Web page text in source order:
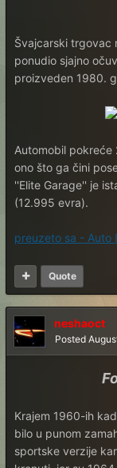
Švajcarski trgovac
ponudio sjajno
proizveden 1980.
Automobil pokreće
ono što ga čini
''Elite Garage'' je
(12.995 evra).
preuzeto sa - Auto
Quote
neshaoct
Posted
Krajem 1960-ih
bilo u punom
sportske verzije